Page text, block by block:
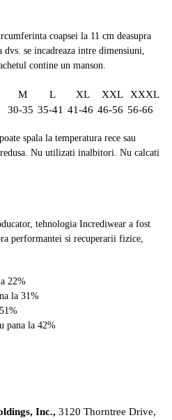
coapsei la 11 cm deasupra
se incadreaza intre dimensiuni,
contine un manson.
M L XL XXL
XXXL
30-35 35-41 41-46 46-56 56-66
spala la temperatura rece sau
Nu utilizati inalbitori. Nu calcati
tehnologia Incrediwear a fost
performantei si recuperarii fizice,
22%
la 31%
pana la 42%
Inc., 3120 Thorntree Drive,